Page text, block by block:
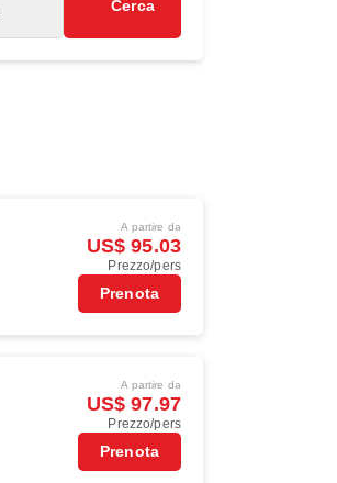
Cerca
A partire da
US$ 95.03
Prezzo/pers
Prenota
A partire da
US$ 97.97
Prezzo/pers
Prenota